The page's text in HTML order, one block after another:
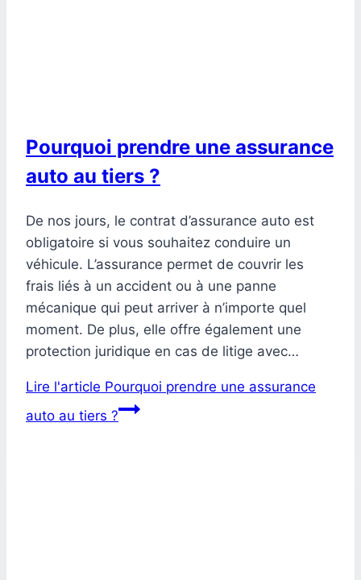
Pourquoi prendre une assurance
auto au tiers ?
De nos jours, le contrat d’assurance auto est
obligatoire si vous souhaitez conduire un
véhicule. L’assurance permet de couvrir les
frais liés à un accident ou à une panne
mécanique qui peut arriver à n’importe quel
moment. De plus, elle offre également une
protection juridique en cas de litige avec…
Lire l'article Pourquoi prendre une assurance
auto au tiers ?